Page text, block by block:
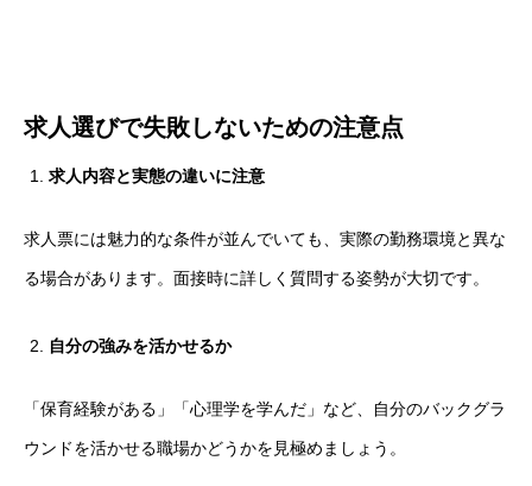
求人選びで失敗しないための注意点
求人内容と実態の違いに注意
求人票には魅力的な条件が並んでいても、実際の勤務環境と異な
る場合があります。面接時に詳しく質問する姿勢が大切です。
自分の強みを活かせるか
「保育経験がある」「心理学を学んだ」など、自分のバックグラ
ウンドを活かせる職場かどうかを見極めましょう。